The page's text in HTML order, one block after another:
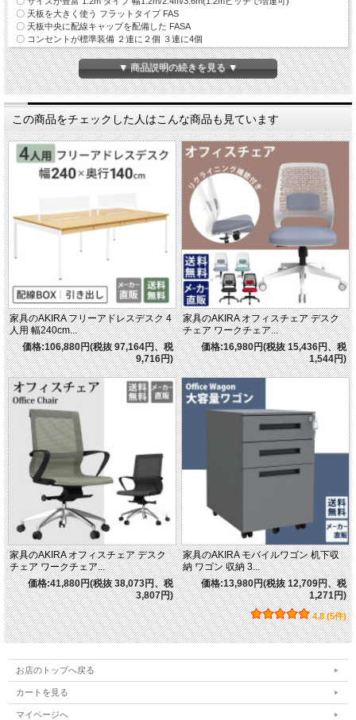
〇 天板を大きく使う フラットタイプ FAS
〇 天板中央に配線キャップを配備した FASA
〇 コンセントが標準装備 ２連に２個 ３連に4個
〇 オプションでセンター引出しをご用意 （3色)
※スリムワゴン(BW3)とセットでご購入される際の注意点
スリムモバイルワゴン(BW3)の高さにより、
一部の商品は机の下に収納できない場合がございますので、
予めご了承ください。
対象となる一部商品は以下の通りです
フリーアドレス(FAS/FASA/SMT/SMTA)+引出し(オプション)
フリーアドレス(NSQ/NSQN)
▼ 商品説明の続きを見る ▼
この商品をチェックした人はこんな商品も見ています
家具のAKIRA フリーアドレスデスク 4
人用 幅240cm...
価格:106,880円(税抜 97,164円、税
9,716円)
家具のAKIRA オフィスチェア デスク
チェア ワークチェア...
価格:16,980円(税抜 15,436円、税
1,544円)
家具のAKIRA オフィスチェア デスク
チェア ワークチェア...
価格:41,880円(税抜 38,073円、税
3,807円)
家具のAKIRA モバイルワゴン 机下収
納 ワゴン 収納 3...
価格:13,980円(税抜 12,709円、税
1,271円)
4.8 (5件)
お店のトップへ戻る
カートを見る
マイページへ